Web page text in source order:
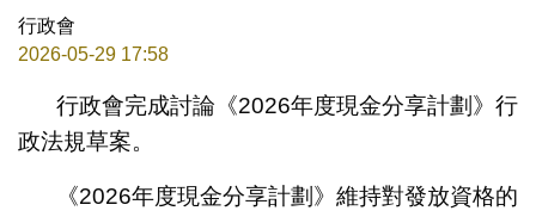
行政會
2026-05-29 17:58
行政會完成討論《2026年度現金分享計劃》行
政法規草案。
《2026年度現金分享計劃》維持對發放資格的